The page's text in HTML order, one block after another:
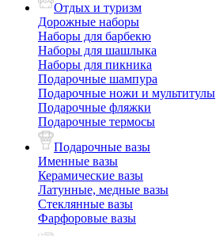
Отдых и туризм
Дорожные наборы
Наборы для барбекю
Наборы для шашлыка
Наборы для пикника
Подарочные шампура
Подарочные ножи и мультитулы
Подарочные фляжки
Подарочные термосы
Подарочные вазы
Именные вазы
Керамические вазы
Латунные, медные вазы
Стеклянные вазы
Фарфоровые вазы